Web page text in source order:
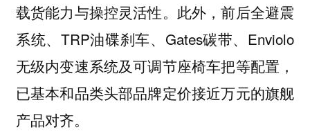
载货能力与操控灵活性。此外，前后全避震
系统、TRP油碟刹车、Gates碳带、Enviolo
无级内变速系统及可调节座椅车把等配置，
已基本和品类头部品牌定价接近万元的旗舰
产品对齐。